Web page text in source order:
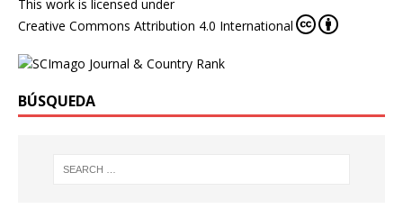
This work is licensed under
Creative Commons Attribution 4.0 International
BÚSQUEDA